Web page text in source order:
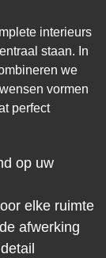
interieurs
staan. In
we
vormen
perfect
op uw
elke ruimte
afwerking